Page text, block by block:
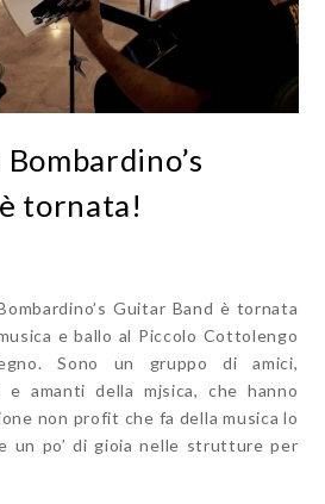
tornata!
Guitar Band è tornata
e ballo al Piccolo Cottolengo
Sono un gruppo di amici,
e amanti della mjsica, che hanno
non profit che fa della musica lo
un po’ di gioia nelle strutture per